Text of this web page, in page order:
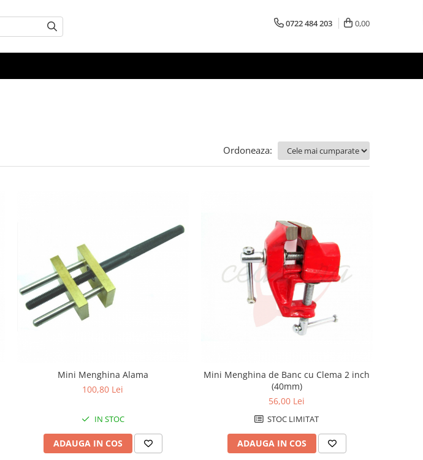
0722 484 203 0,00
Ordoneaza:
Mini Menghina Alama
100,80 Lei
IN STOC
ADAUGA IN COS
Mini Menghina de Banc cu Clema 2 inch
(40mm)
56,00 Lei
STOC LIMITAT
ADAUGA IN COS